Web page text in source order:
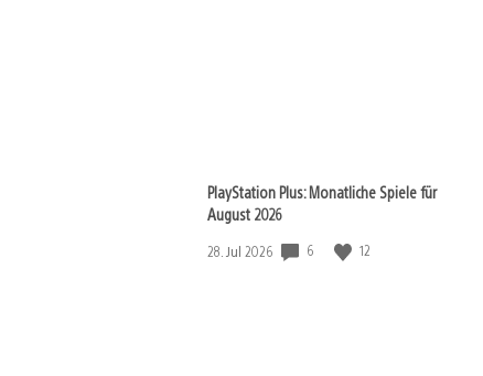
PlayStation Plus: Monatliche Spiele für
August 2026
Veröffentlichungsdatum:
28. Jul 2026 6 12